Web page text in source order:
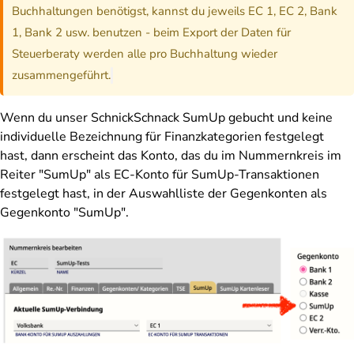
Buchhaltungen benötigst, kannst du jeweils EC 1, EC 2, Bank
1, Bank 2 usw. benutzen - beim Export der Daten für
Steuerberaty werden alle pro Buchhaltung wieder
zusammengeführt.
Wenn du unser SchnickSchnack SumUpgebucht und keine
individuelle Bezeichnung für Finanzkategorien festgelegt
hast, dann erscheint das Konto, das du im Nummernkreis im
Reiter "SumUp" als EC-Konto für SumUp-Transaktionen
festgelegt hast, in der Auswahlliste der Gegenkonten als
Gegenkonto "SumUp".